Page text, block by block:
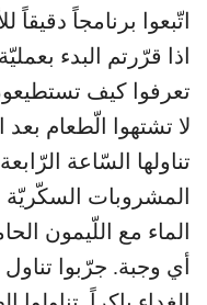
اتّبعوا برنامجاً دقيقاً
اذا قرّرتم البدء
تعرفوا كيف
لا تشتهوا الّطعام
تناولها السّاعة
المشروبات
الماء مع اللّيمون
أي وجبة. جرّبوا